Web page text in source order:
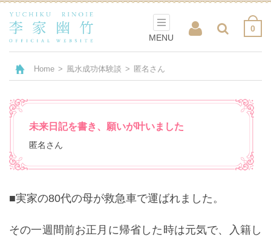
0
MENU
Home > 風水成功体験談 > 匿名さん
未来日記を書き、願いが叶いました
匿名さん
■実家の80代の母が救急車で運ばれました。
その一週間前お正月に帰省した時は元気で、入籍し